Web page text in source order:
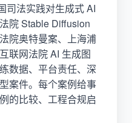
司法实践对生成式 AI
院 Stable Diffusion
院奥特曼案、上海浦
联网法院 AI 生成图
数据、平台责任、深
案件。每个案例给事
的比较、工程合规启